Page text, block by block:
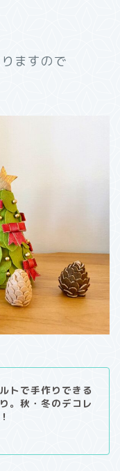
ますので
トで手作りできる
。秋・冬のデコレ